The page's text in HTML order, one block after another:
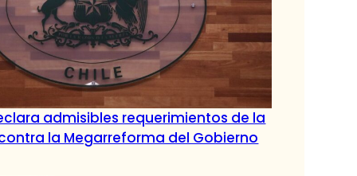
admisibles requerimientos de la
la Megarreforma del Gobierno